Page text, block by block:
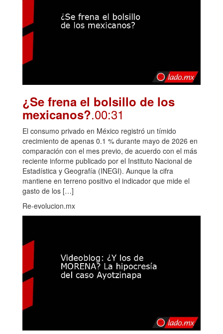
¿Se frena el bolsillo de los
mexicanos?.00:31
El consumo privado en México registró un tímido
crecimiento de apenas 0.1 % durante mayo de 2026 en
comparación con el mes previo, de acuerdo con el más
reciente informe publicado por el Instituto Nacional de
Estadística y Geografía (INEGI). Aunque la cifra
mantiene en terreno positivo el indicador que mide el
gasto de los […]
Re-evolucion.mx